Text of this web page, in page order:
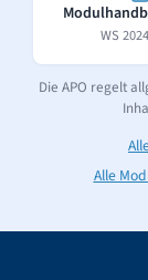
WS
Die APO regelt
Alle